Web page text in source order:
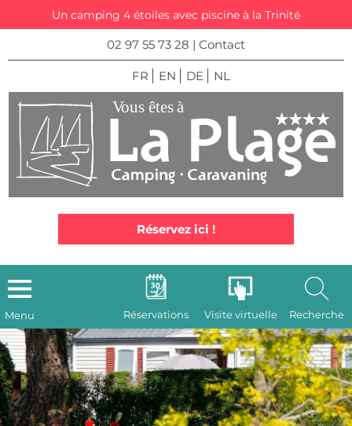
Un camping 4 étoiles avec piscine à la Trinité
02 97 55 73 28 | Contact
FR EN DE NL
Réservations Visite virtuelle Recherche
Réservez ici !
Menu